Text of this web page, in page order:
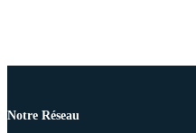
Notre Réseau